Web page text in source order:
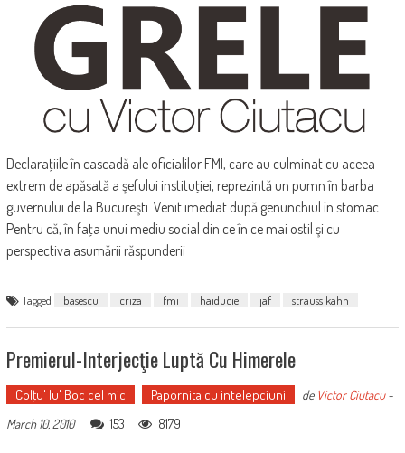
Declaraţiile în cascadă ale oficialilor FMI, care au culminat cu aceea
extrem de apăsată a şefului instituţiei, reprezintă un pumn în barba
guvernului de la Bucureşti. Venit imediat după genunchiul în stomac.
Pentru că, în faţa unui mediu social din ce în ce mai ostil şi cu
perspectiva asumării răspunderii
Tagged basescu criza fmi haiducie jaf strauss kahn
Premierul-Interjecţie Luptă Cu Himerele
Colţu' lu' Boc cel mic Papornita cu intelepciuni de Victor Ciutacu-
March 10, 2010
153 8179